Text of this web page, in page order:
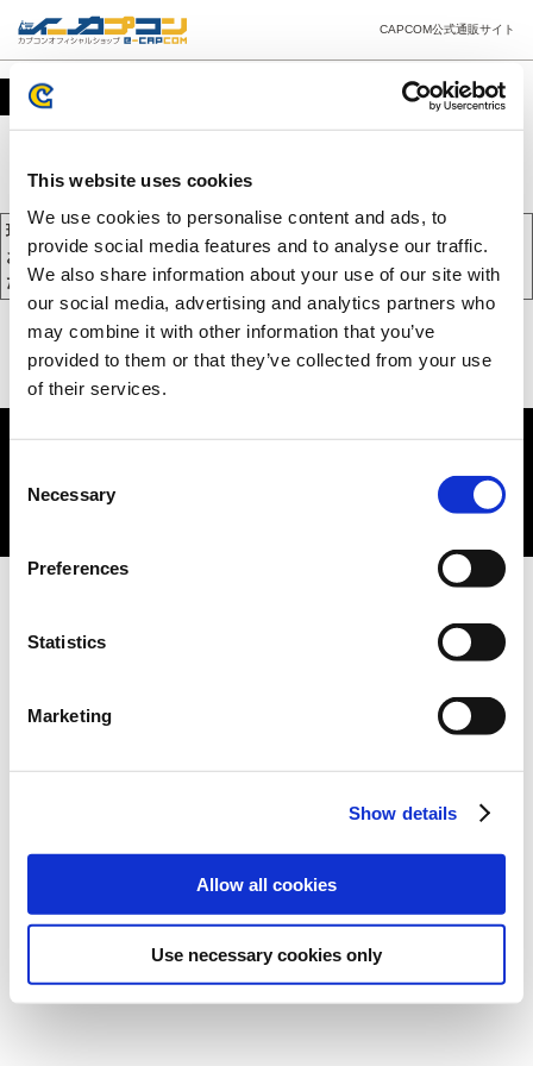
This website uses cookies
We use cookies to personalise content and ads, to
provide social media features and to analyse our traffic.
We also share information about your use of our site with
our social media, advertising and analytics partners who
may combine it with other information that you’ve
provided to them or that they’ve collected from your use
of their services.
Selection
Necessary
Preferences
Statistics
Marketing
Show details
Allow all cookies
Use necessary cookies only
CAPCOM公式通販サイト
カート
現在、カートには商品が入っておりません。
お買い物を続けるには下の 「お買い物を続ける」 をクリックしてく
ださい。